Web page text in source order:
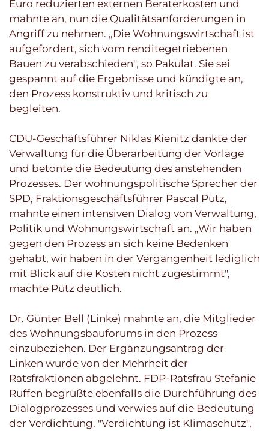
Euro reduzierten externen Beraterkosten und
mahnte an, nun die Qualitätsanforderungen in
Angriff zu nehmen. „Die Wohnungswirtschaft ist
aufgefordert, sich vom renditegetriebenen
Bauen zu verabschieden", so Pakulat. Sie sei
gespannt auf die Ergebnisse und kündigte an,
den Prozess konstruktiv und kritisch zu
begleiten.
CDU-Geschäftsführer Niklas Kienitz dankte der
Verwaltung für die Überarbeitung der Vorlage
und betonte die Bedeutung des anstehenden
Prozesses. Der wohnungspolitische Sprecher der
SPD, Fraktionsgeschäftsführer Pascal Pütz,
mahnte einen intensiven Dialog von Verwaltung,
Politik und Wohnungswirtschaft an. „Wir haben
gegen den Prozess an sich keine Bedenken
gehabt, wir haben in der Vergangenheit lediglich
mit Blick auf die Kosten nicht zugestimmt",
machte Pütz deutlich.
Dr. Günter Bell (Linke) mahnte an, die Mitglieder
des Wohnungsbauforums in den Prozess
einzubeziehen. Der Ergänzungsantrag der
Linken wurde von der Mehrheit der
Ratsfraktionen abgelehnt. FDP-Ratsfrau Stefanie
Ruffen begrüßte ebenfalls die Durchführung des
Dialogprozesses und verwies auf die Bedeutung
der Verdichtung. "Verdichtung ist Klimaschutz",